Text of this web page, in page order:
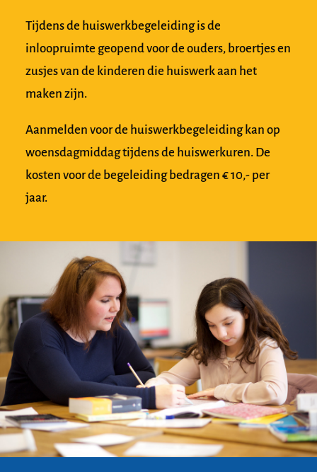
Tijdens de huiswerkbegeleiding is de
inloopruimte geopend voor de ouders, broertjes en
zusjes van de kinderen die huiswerk aan het
maken zijn.
Aanmelden voor de huiswerkbegeleiding kan op
woensdagmiddag tijdens de huiswerkuren. De
kosten voor de begeleiding bedragen € 10,- per
jaar.